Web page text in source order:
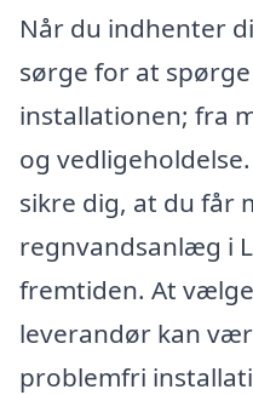
Når du indhenter
sørge for at
installationen; fra
og
sikre dig, at du får
regnvandsanlæg i
fremtiden. At
leverandør kan
problemfri